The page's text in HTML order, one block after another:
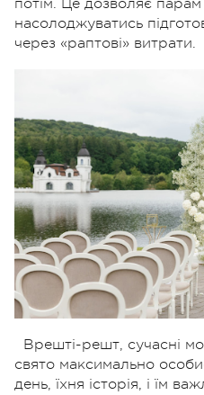
потім. Це дозволяє парам
насолоджуватись
через «раптові» витрати.
Врешті-решт, сучасні
свято максимально
день, їхня історія, і їм